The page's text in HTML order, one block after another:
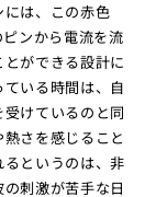
は、この赤色
ンから電流を流
ができる設計に
いる時間は、自
けているのと同
さを感じること
というのは、非
刺激が苦手な日